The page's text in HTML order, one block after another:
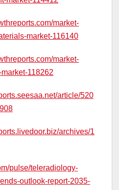
market-
market-116140
market-
118262
article/520
archives/1
pulse/teleradiology-
outlook-report-2035-